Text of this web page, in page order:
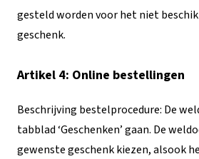
gesteld worden voor het niet
geschenk.
Artikel 4: Online bestellingen
Beschrijving bestelprocedure: De
tabblad ‘Geschenken’ gaan. De
gewenste geschenk kiezen, alsook